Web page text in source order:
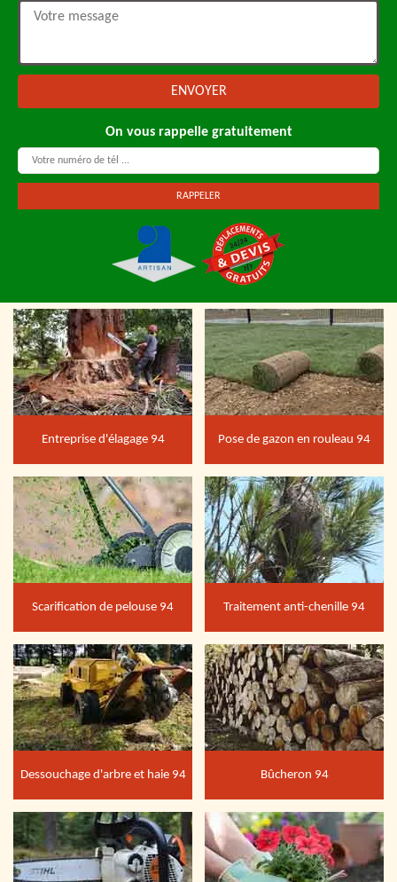
On vous rappelle gratuitement
Entreprise d'élagage 94 Pose de gazon en rouleau 94
Scarification de pelouse 94 Traitement anti-chenille 94
Dessouchage d'arbre et haie 94 Bûcheron 94